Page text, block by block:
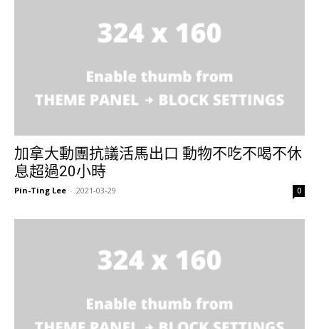
加拿大動團抗議活馬出口 動物不吃不喝不休
息超過20小時
Pin-Ting Lee - 2021-03-29 0